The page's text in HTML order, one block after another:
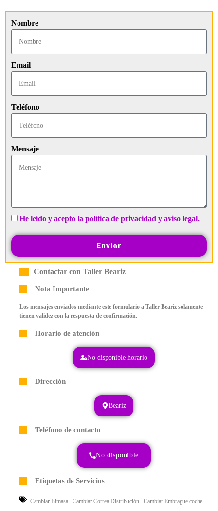
Nombre
Email
Teléfono
Mensaje
He leído y acepto la política de privacidad y aviso legal.
Enviar
Contactar con Taller Beariz
Nota Importante
Los mensajes enviados mediante este formulario a Taller Beariz solamente
tienen validez con la respuesta de confirmación.
Horario de atención
No disponible horario
Dirección
Beariz
Teléfono de contacto
No disponible
Etiquetas de Servicios
Cambiar Bimasa Cambiar Correa Distribución Cambiar Embrague coche